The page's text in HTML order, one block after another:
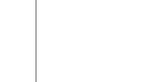
l’extérieur des montagnes
m’intéressait le plus, et même